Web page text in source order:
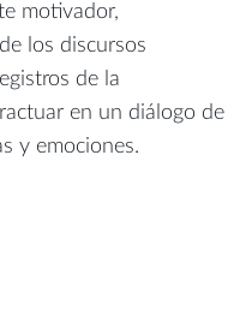
motivador,
los discursos
de la
en un diálogo de
y emociones.